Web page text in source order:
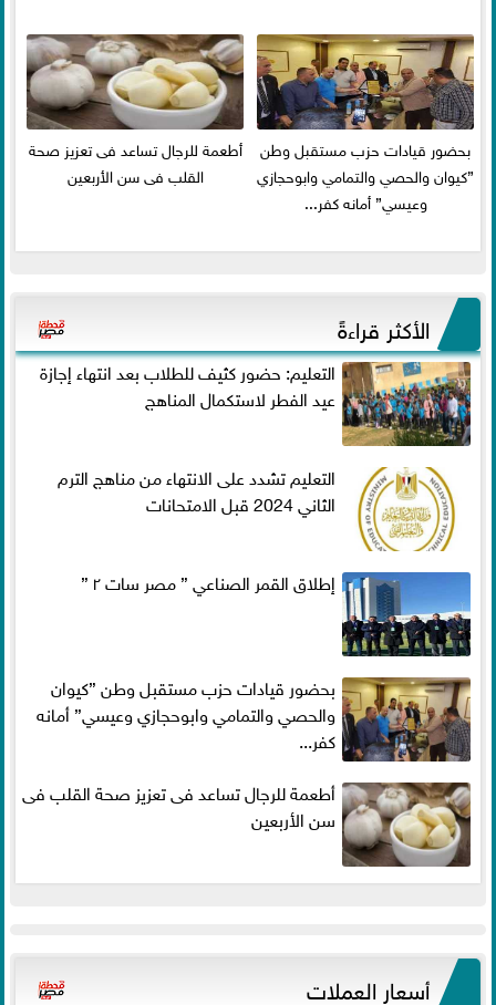
بحضور قيادات حزب مستقبل وطن
”كيوان والحصي والتمامي وابوحجازي
وعيسي” أمانه كفر...
أطعمة للرجال تساعد فى تعزيز صحة
القلب فى سن الأربعين
الأكثر قراءةً
التعليم: حضور كثيف للطلاب بعد انتهاء إجازة
عيد الفطر لاستكمال المناهج
التعليم تشدد على الانتهاء من مناهج الترم
الثاني 2024 قبل الامتحانات
إطلاق القمر الصناعي ” مصر سات ٢ ”
بحضور قيادات حزب مستقبل وطن ”كيوان
والحصي والتمامي وابوحجازي وعيسي” أمانه
كفر...
أطعمة للرجال تساعد فى تعزيز صحة القلب فى
سن الأربعين
أسعار العملات